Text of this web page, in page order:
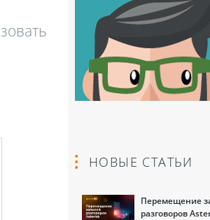
НОВЫЕ СТАТЬИ
Перемещение
разговоров